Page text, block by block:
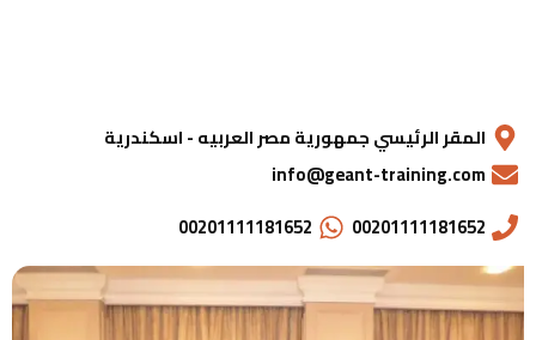
المقر الرئيسي جمهورية مصر العربيه - اسكندرية
info@geant-training.com
00201111181652
00201111181652